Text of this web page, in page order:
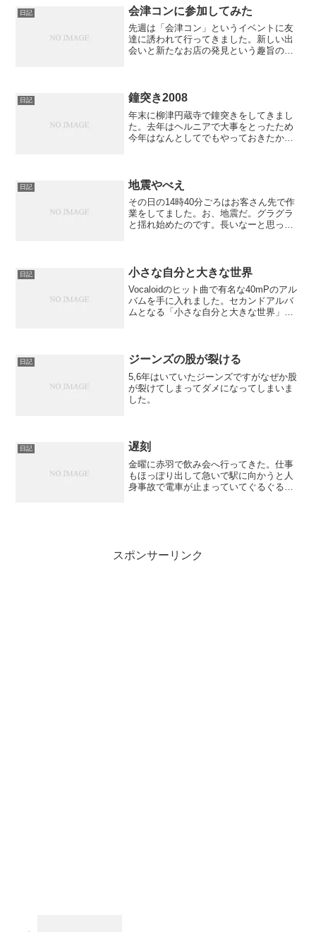
日記 会津コンに参加してみた
先週は「会津コン」というイベントに友
達に誘われて行ってきました。新しい出
会いと新たなお店の発見という趣旨のイ
訳です。
日記 鐘突き2008
年末に柳津円蔵寺で鐘突きをしてきまし
た。去年はヘルニアで大事をとったため
今年はなんとしてでもやっておきたかっ
もは22時半ごろに到着で...
日記 地震やべえ
その日の14時40分ごろはお客さん先で作
業をしてました。お、地震だ。グラグラ
と揺れ始めたのです。長いなーと思って
た。上着も脱いでいた...
日記 小さな自分と大きな世界
Vocaloidのヒット曲で有名な40mPのアル
バムを手に入れました。セカンドアルバ
ムとなる「小さな自分と大きな世界」で
日記 ジーンズの股が裂ける
5,6年はいていたジーンズですがなぜか股
が裂けてしまってダメになってしまいま
した。
日記 遅刻
金曜に赤羽で飲み会へ行ってきた。仕事
もほっぽり出して急いで駅に向かうと人
身事故で電車が止まっていてぐるぐる回
スポンサーリンク